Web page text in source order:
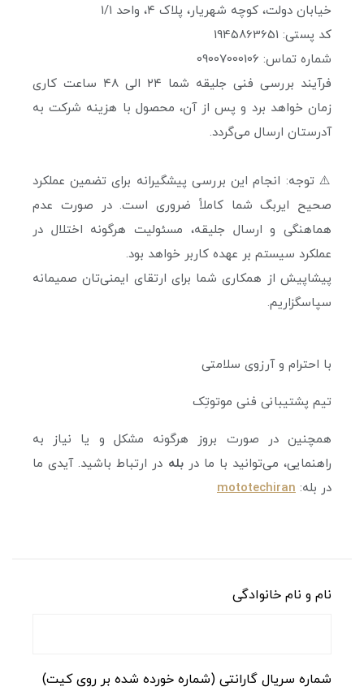
خیابان دولت، کوچه شهریار، پلاک ۴، واحد ۱/۱
کد پستی: 1945863651
شماره تماس: 09007000106
فرآیند بررسی فنی جلیقه شما ۲۴ الی ۴۸ ساعت کاری
زمان خواهد برد و پس از آن، محصول با هزینه شرکت به
آدرستان ارسال می‌گردد.
⚠️ توجه: انجام این بررسی پیشگیرانه برای تضمین عملکرد
صحیح ایربگ شما کاملاً ضروری است. در صورت عدم
هماهنگی و ارسال جلیقه، مسئولیت هرگونه اختلال در
عملکرد سیستم بر عهده کاربر خواهد بود.
پیشاپیش از همکاری شما برای ارتقای ایمنی‌تان صمیمانه
سپاسگزاریم.
با احترام و آرزوی سلامتی
تیم پشتیبانی فنی موتوتِک
همچنین در صورت بروز هرگونه مشکل و یا نیاز به
راهنمایی، می‌توانید با ما دربله در ارتباط باشید. آیدی ما
در بله: mototechiran
نام و نام خانوادگی
شماره سریال گارانتی (شماره خورده شده بر روی کیت)